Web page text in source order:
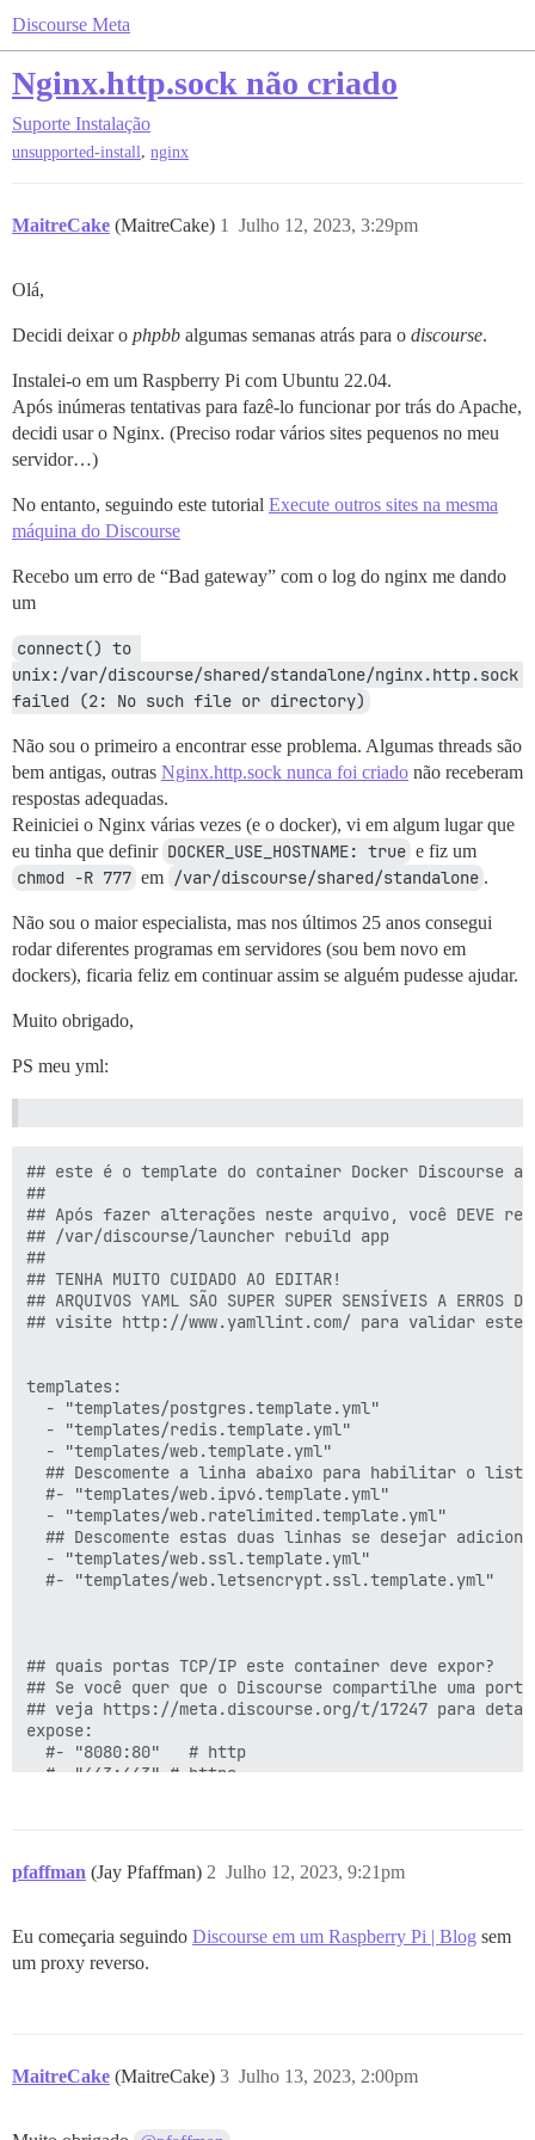
Discourse Meta
Nginx.http.sock não criado
Suporte Instalação
unsupported-install, nginx
MaitreCake (MaitreCake) Julho 12, 2023, 3:29pm
1
Olá,
Decidi deixar o phpbb algumas semanas atrás para o discourse.
Instalei-o em um Raspberry Pi com Ubuntu 22.04.
Após inúmeras tentativas para fazê-lo funcionar por trás do Apache,
decidi usar o Nginx. (Preciso rodar vários sites pequenos no meu
servidor…)
No entanto, seguindo este tutorial Execute outros sites na mesma
máquina do Discourse
Recebo um erro de “Bad gateway” com o log do nginx me dando
um
connect() to
unix:/var/discourse/shared/standalone/nginx.http.sock
failed (2: No such file or directory)
Não sou o primeiro a encontrar esse problema. Algumas threads são
bem antigas, outras Nginx.http.sock nunca foi criado não receberam
respostas adequadas.
Reiniciei o Nginx várias vezes (e o docker), vi em algum lugar que
eu tinha que definir DOCKER_USE_HOSTNAME: true e fiz um
chmod -R 777 em /var/discourse/shared/standalone .
Não sou o maior especialista, mas nos últimos 25 anos consegui
rodar diferentes programas em servidores (sou bem novo em
dockers), ficaria feliz em continuar assim se alguém pudesse ajudar.
Muito obrigado,
PS meu yml:
## este é o template do container Docker Discourse
##
## Após fazer alterações neste arquivo, você DEVE
## /var/discourse/launcher rebuild app
##
## TENHA MUITO CUIDADO AO EDITAR!
## ARQUIVOS YAML SÃO SUPER SUPER SENSÍVEIS A ERROS DE
## visite http://www.yamllint.com/ para validar este
templates:
  - "templates/postgres.template.yml"
  - "templates/redis.template.yml"
  - "templates/web.template.yml"
## Descomente a linha abaixo para habilitar o
  #- "templates/web.ipv6.template.yml"
  - "templates/web.ratelimited.template.yml"
## Descomente estas duas linhas se desejar
  - "templates/web.ssl.template.yml"
  #- "templates/web.letsencrypt.ssl.template.yml"
## quais portas TCP/IP este container deve expor?
## Se você quer que o Discourse compartilhe uma
## veja https://meta.discourse.org/t/17247 para
expose:
  #- "8080:80"   # http
  #- "443:443" # https
## Defina db_shared_buffers para um máximo de 25%
## pode melhorar o desempenho da ordenação, mas
pfaffman (Jay Pfaffman) Julho 12, 2023, 9:21pm
2
Eu começaria seguindo Discourse em um Raspberry Pi | Blog sem
um proxy reverso.
MaitreCake (MaitreCake) Julho 13, 2023, 2:00pm
3